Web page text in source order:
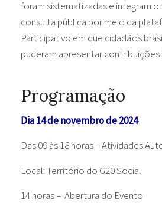
foram sistematizadas e integram
consulta pública por meio da
Participativo em que cidadãos
puderam apresentar contribuições
Programação
Dia 14 de novembro de 2024
Das 09 às 18 horas – Atividades
Local: Território do G20 Social
14 horas – Abertura do Evento